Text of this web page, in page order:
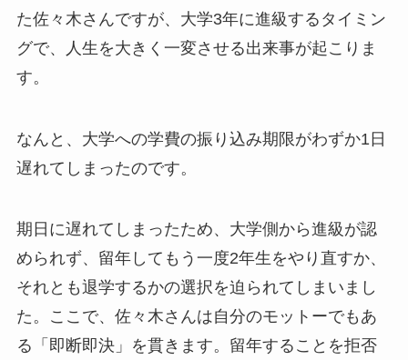
た佐々木さんですが、大学3年に進級するタイミン
グで、人生を大きく一変させる出来事が起こりま
す。
なんと、大学への学費の振り込み期限がわずか1日
遅れてしまったのです。
期日に遅れてしまったため、大学側から進級が認
められず、留年してもう一度2年生をやり直すか、
それとも退学するかの選択を迫られてしまいまし
た。ここで、佐々木さんは自分のモットーでもあ
る「即断即決」を貫きます。留年することを拒否